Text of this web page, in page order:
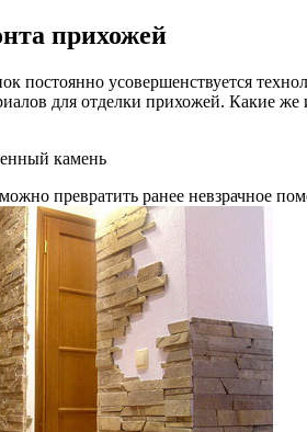
прихожей
постоянно усовершенствуется
для отделки прихожей. Какие же
камень
превратить ранее невзрачное